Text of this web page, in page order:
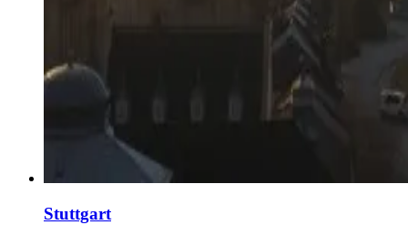
Stuttgart